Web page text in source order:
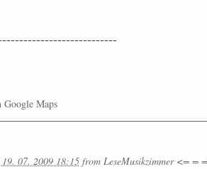
Google Maps
19. 07. 2009 18:15from LeseMusikzimmer <= =